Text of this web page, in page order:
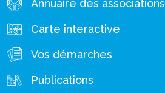
Annuaire des associations
Carte interactive
Vos démarches
Publications